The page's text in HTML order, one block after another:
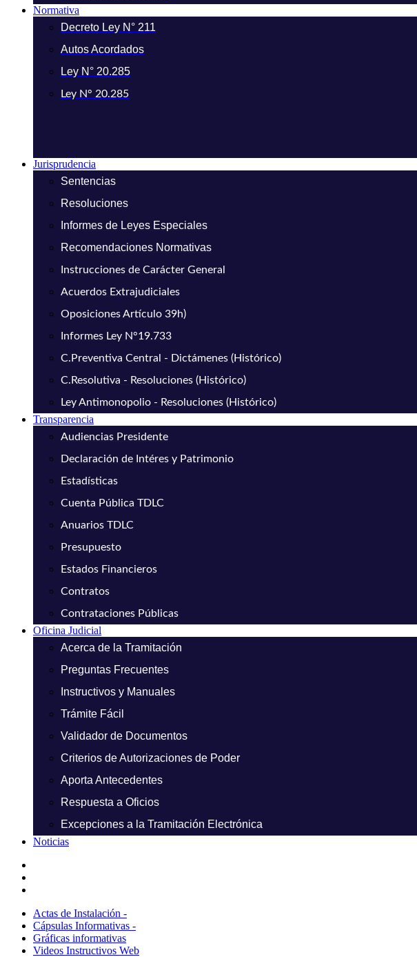
Normativa
Decreto Ley N° 211
Autos Acordados
Ley N° 20.285
Ley N° 20.285
Jurisprudencia
Sentencias
Resoluciones
Informes de Leyes Especiales
Recomendaciones Normativas
Instrucciones de Carácter General
Acuerdos Extrajudiciales
Oposiciones Artículo 39h)
Informes Ley N°19.733
C.Preventiva Central - Dictámenes (Histórico)
C.Resolutiva - Resoluciones (Histórico)
Ley Antimonopolio - Resoluciones (Histórico)
Transparencia
Audiencias Presidente
Declaración de Intéres y Patrimonio
Estadísticas
Cuenta Pública TDLC
Anuarios TDLC
Presupuesto
Estados Financieros
Contratos
Contrataciones Públicas
Oficina Judicial
Acerca de la Tramitación
Preguntas Frecuentes
Instructivos y Manuales
Trámite Fácil
Validador de Documentos
Criterios de Autorizaciones de Poder
Aporta Antecedentes
Respuesta a Oficios
Excepciones a la Tramitación Electrónica
Noticias
Actas de Instalación -
Cápsulas Informativas -
Gráficas informativas
Videos Instructivos Web